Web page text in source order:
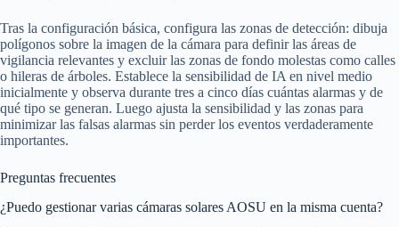
Tras la configuración básica, configura las zonas de detección: dibuja
polígonos sobre la imagen de la cámara para definir las áreas de
vigilancia relevantes y excluir las zonas de fondo molestas como calles
o hileras de árboles. Establece la sensibilidad de IA en nivel medio
inicialmente y observa durante tres a cinco días cuántas alarmas y de
qué tipo se generan. Luego ajusta la sensibilidad y las zonas para
minimizar las falsas alarmas sin perder los eventos verdaderamente
importantes.
Preguntas frecuentes
¿Puedo gestionar varias cámaras solares AOSU en la misma cuenta?